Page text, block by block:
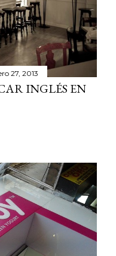
27, 2013
INGLÉS EN